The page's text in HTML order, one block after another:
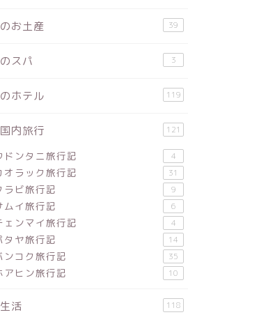
お土産 39
スパ 3
ホテル 119
内旅行 121
ドンタニ旅行記 4
オラック旅行記 31
ラビ旅行記 9
ムイ旅行記 6
ェンマイ旅行記 4
タヤ旅行記 14
ンコク旅行記 35
アヒン旅行記 10
活 118